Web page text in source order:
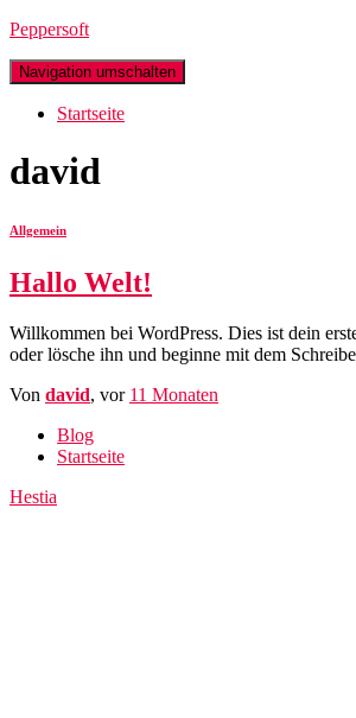
Peppersoft
Navigation umschalten
Startseite
david
Allgemein
Hallo Welt!
Willkommen bei WordPress. Dies ist dein
oder lösche ihn und beginne mit dem
Von david, vor 11 Monaten
Blog
Startseite
Hestia